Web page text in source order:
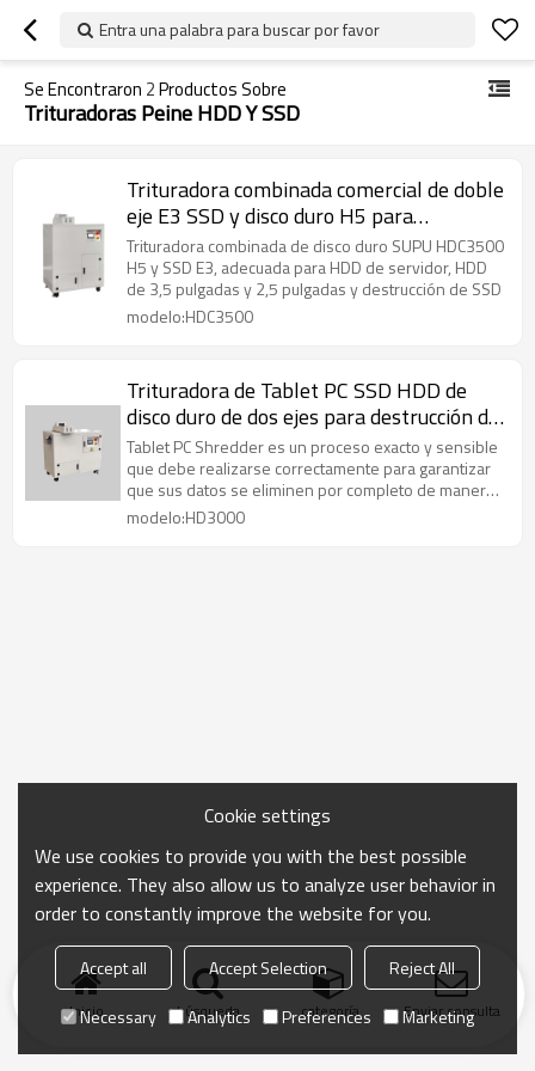
Entra una palabra para buscar por favor
Se Encontraron 2Productos Sobre
Trituradoras Peine HDD Y SSD
Trituradora combinada comercial de doble
eje E3 SSD y disco duro H5 para
destrucción de datos
Trituradora combinada de disco duro SUPU HDC3500
H5 y SSD E3, adecuada para HDD de servidor, HDD
de 3,5 pulgadas y 2,5 pulgadas y destrucción de SSD
modelo:HDC3500
Trituradora de Tablet PC SSD HDD de
disco duro de dos ejes para destrucción de
datos
Tablet PC Shredder es un proceso exacto y sensible
que debe realizarse correctamente para garantizar
que sus datos se eliminen por completo de manera
adecuada
modelo:HD3000
Inicio búsqueda categoría Enviar consulta
Cookie settings
We use cookies to provide you with the best possible
experience. They also allow us to analyze user behavior in
order to constantly improve the website for you.
Accept all Accept Selection
Reject All
Necessary
Analytics Preferences Marketing